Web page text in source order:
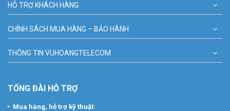
HỖ TRỢ KHÁCH HÀNG
CHÍNH SÁCH MUA HÀNG – BẢO HÀNH
THÔNG TIN VUHOANGTELECOM
TỔNG ĐÀI HỖ TRỢ
Mua hàng, hỗ trợ kỹ thuật: